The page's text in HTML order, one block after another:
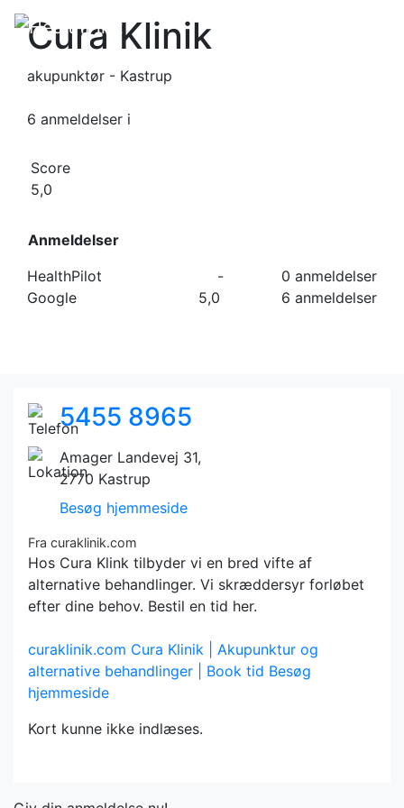
Cura Klinik
akupunktør - Kastrup
6 anmeldelser i
Score
5,0
Anmeldelser
HealthPilot
-
0 anmeldelser
Google
5,0 6 anmeldelser
5455 8965
Amager Landevej 31,
2770 Kastrup
Besøg hjemmeside
Fra curaklinik.com
Hos Cura Klink tilbyder vi en bred vifte af
alternative behandlinger. Vi skræddersyr forløbet
efter dine behov. Bestil en tid her.
curaklinik.com Cura Klinik | Akupunktur og
alternative behandlinger | Book tid Besøg
hjemmeside
Kort kunne ikke indlæses.